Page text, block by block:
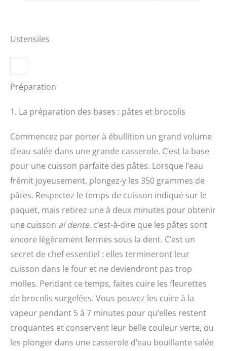
Ustensiles
Préparation
1. La préparation des bases : pâtes et brocolis
Commencez par porter à ébullition un grand volume
d’eau salée dans une grande casserole. C’est la base
pour une cuisson parfaite des pâtes. Lorsque l’eau
frémit joyeusement, plongez-y les 350 grammes de
pâtes. Respectez le temps de cuisson indiqué sur le
paquet, mais retirez une à deux minutes pour obtenir
une cuisson al dente, c’est-à-dire que les pâtes sont
encore légèrement fermes sous la dent. C’est un
secret de chef essentiel : elles termineront leur
cuisson dans le four et ne deviendront pas trop
molles. Pendant ce temps, faites cuire les fleurettes
de brocolis surgelées. Vous pouvez les cuire à la
vapeur pendant 5 à 7 minutes pour qu’elles restent
croquantes et conservent leur belle couleur verte, ou
les plonger dans une casserole d’eau bouillante salée